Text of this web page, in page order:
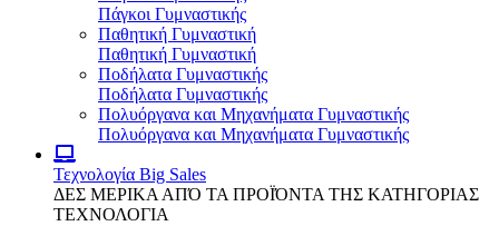
Πάγκοι Γυμναστικής
Παθητική Γυμναστική
Παθητική Γυμναστική
Ποδήλατα Γυμναστικής
Ποδήλατα Γυμναστικής
Πολυόργανα και Μηχανήματα Γυμναστικής
Πολυόργανα και Μηχανήματα Γυμναστικής
Τεχνολογία Big Sales
ΔΕΣ ΜΕΡΙΚΑ ΑΠΌ ΤΑ ΠΡΟΪΌΝΤΑ ΤΗΣ ΚΑΤΗΓΟΡΙΑΣ
ΤΕΧΝΟΛΟΓΙΑ